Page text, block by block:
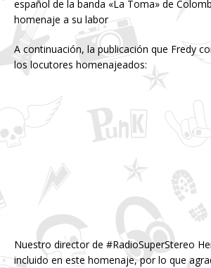
español de la banda «La Toma» de
homenaje a su labor
A continuación, la publicación que Fredy
los locutores homenajeados:
Nuestro director de #RadioSuperStereo
incluido en este homenaje, por lo que